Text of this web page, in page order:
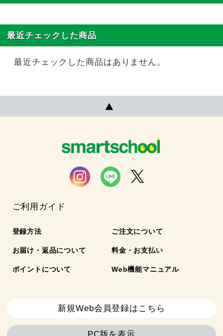
最近チェックした商品
最近チェックした商品はありません。
ご利用ガイド
登録方法 ご注文について
お届け・返品について 料金・お支払い
ポイントについて Web機能マニュアル
新規Web会員登録はこちら